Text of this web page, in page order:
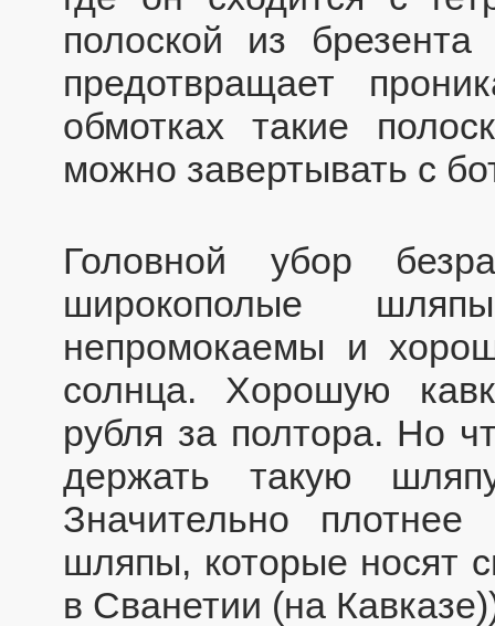
полоской из
предотвращает
обмотках такие
можно завертывать с
Головной убор
широкополые
непромокаемы и
солнца. Хорошую
рубля за полтора. Но
держать такую
Значительно
шляпы, которые носят
в Сванетии (на